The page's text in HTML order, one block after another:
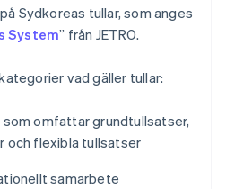
Sydkoreas tullar, som anges
System” från JETRO.
vad gäller tullar:
omfattar grundtullsatser,
och flexibla tullsatser
samarbete